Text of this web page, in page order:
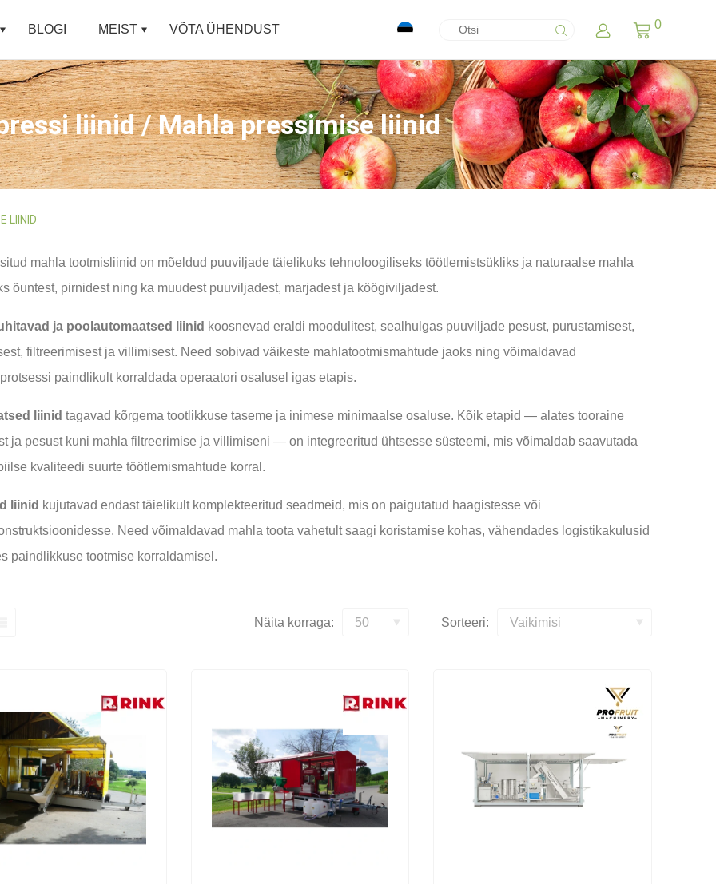
BLOGI MEIST VÕTA ÜHENDUST 0
liinid / Mahla pressimise liinid
LIINID
mahla tootmisliinid on mõeldud puuviljade täielikuks tehnoloogiliseks töötlemistsükliks ja naturaalse mahla
õuntest, pirnidest ning ka muudest puuviljadest, marjadest ja köögiviljadest.
ja poolautomaatsed liinid koosnevad eraldi moodulitest, sealhulgas puuviljade pesust, purustamisest,
filtreerimisest ja villimisest. Need sobivad väikeste mahlatootmismahtude jaoks ning võimaldavad
paindlikult korraldada operaatori osalusel igas etapis.
liinid tagavad kõrgema tootlikkuse taseme ja inimese minimaalse osaluse. Kõik etapid — alates tooraine
ja pesust kuni mahla filtreerimise ja villimiseni — on integreeritud ühtsesse süsteemi, mis võimaldab saavutada
kvaliteedi suurte töötlemismahtude korral.
liinid kujutavad endast täielikult komplekteeritud seadmeid, mis on paigutatud haagistesse või
Need võimaldavad mahla toota vahetult saagi koristamise kohas, vähendades logistikakulusid
paindlikkuse tootmise korraldamisel.
Näita korraga: Sorteeri: